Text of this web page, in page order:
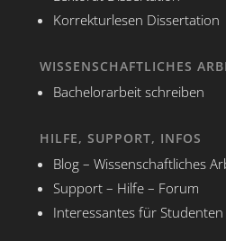
Korrekturlesen Dissertation
WISSENSCHAFTLICHES
Bachelorarbeit schreiben
HILFE, SUPPORT, INFOS
Blog – Wissenschaftliches
Support – Hilfe – Forum
Interessantes für